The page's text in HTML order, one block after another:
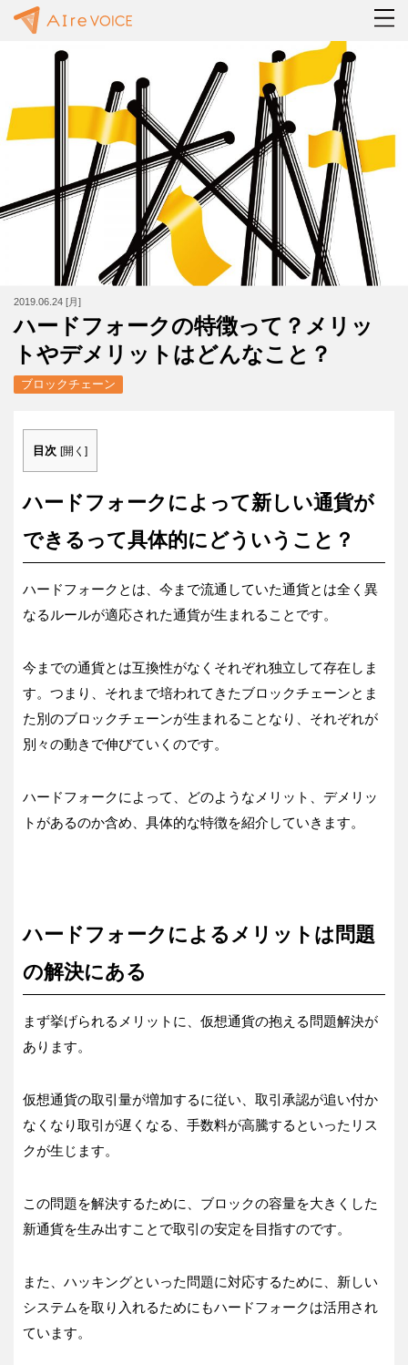
2019.06.24 [月]
ハードフォークの特徴って？メリッ
トやデメリットはどんなこと？
ブロックチェーン
目次 [開く ]
ハードフォークによって新しい通貨が
できるって具体的にどういうこと？
ハードフォークとは、今まで流通していた通貨とは全く異
なるルールが適応された通貨が生まれることです。
今までの通貨とは互換性がなくそれぞれ独立して存在しま
す。つまり、それまで培われてきたブロックチェーンとま
た別のブロックチェーンが生まれることなり、それぞれが
別々の動きで伸びていくのです。
ハードフォークによって、どのようなメリット、デメリッ
トがあるのか含め、具体的な特徴を紹介していきます。
ハードフォークによるメリットは問題
の解決にある
まず挙げられるメリットに、仮想通貨の抱える問題解決が
あります。
仮想通貨の取引量が増加するに従い、取引承認が追い付か
なくなり取引が遅くなる、手数料が高騰するといったリス
クが生じます。
この問題を解決するために、ブロックの容量を大きくした
新通貨を生み出すことで取引の安定を目指すのです。
また、ハッキングといった問題に対応するために、新しい
システムを取り入れるためにもハードフォークは活用され
ています。